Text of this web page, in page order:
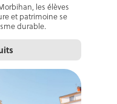
les élèves
et patrimoine se
durable.